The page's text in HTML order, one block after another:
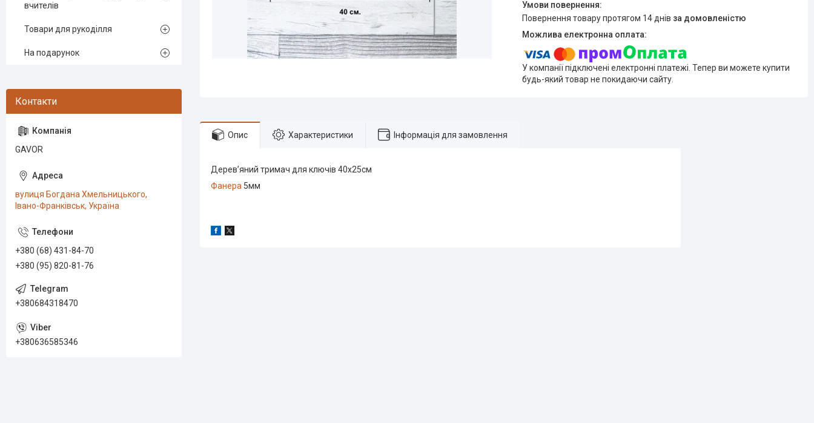
повернення товару протягом 14 днів за домовленістю
У компанії підключені електронні платежі. Тепер ви можете купити
будь-який товар не покидаючи сайту.
Опис Характеристики Інформація для замовлення
Дерев’яний тримач для ключів 40х25см
Фанера 5мм
вчителів
Товари для рукоділля
На подарунок
GAVOR
вулиця Богдана Хмельницького,
Івано-Франківськ, Україна
+380 (68) 431-84-70
+380 (95) 820-81-76
+380684318470
+380636585346